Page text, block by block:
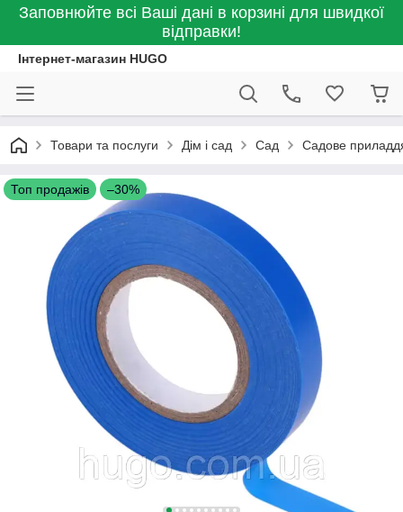
Заповнюйте всі Ваші дані в корзині для швидкої
відправки!
Інтернет-магазин HUGO
Товари та послуги Дім і сад Сад Садове
Топ продажів –30%